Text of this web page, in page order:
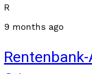
R
9 months ago